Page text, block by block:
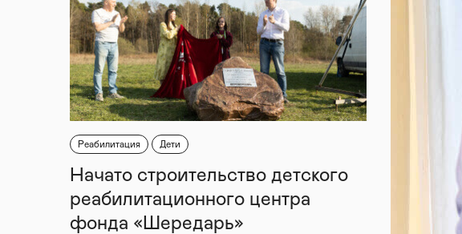
Реабилитация Дети
Начато строительство детского
реабилитационного центра
фонда «Шередарь»